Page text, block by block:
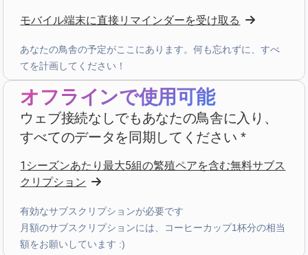
starstarstarstarstar v4.3.21
3 週間前
starstarstarstarstar v4.3.21
五星評価
4 週間前
モバイル端末に直接リマインダーを受け取る
あなたの鳥舎の予定がここにあります。何も忘れずに、すべ
てを計画してください！
オフラインで使用可能
ウェブ接続なしでもあなたの鳥舎に入り、
すべてのデータを同期してください *
1シーズンあたり最大5組の繁殖ペアを含む無料サブス
クリプション
有効なサブスクリプションが必要です
月額のサブスクリプションには、コーヒーカップ1杯分の相当
額をお願いしています :)